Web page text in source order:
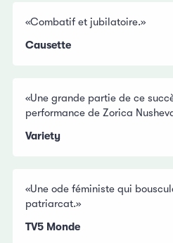
«Combatif et jubilatoire.»
Causette
«Une grande partie de ce
performance de Zorica
Variety
«Une ode féministe qui
patriarcat.»
TV5 Monde